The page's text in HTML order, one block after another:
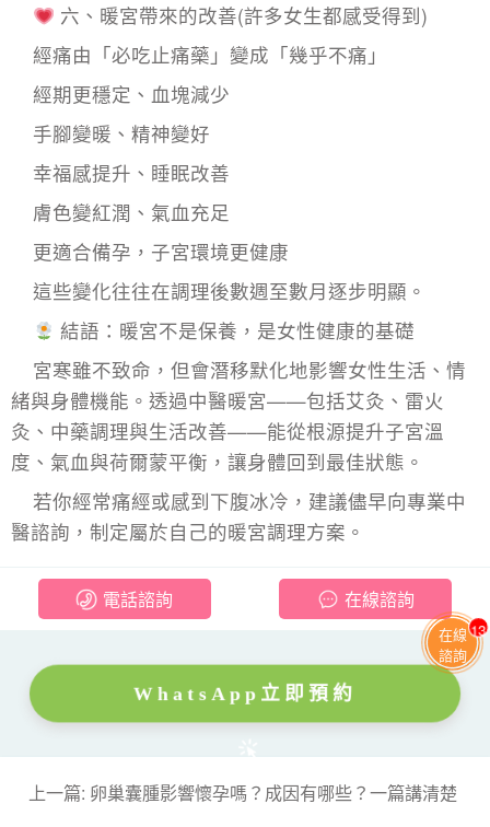
六、暖宮帶來的改善(許多女生都感受得到)
經痛由「必吃止痛藥」變成「幾乎不痛」
經期更穩定、血塊減少
手腳變暖、精神變好
幸福感提升、睡眠改善
膚色變紅潤、氣血充足
更適合備孕，子宮環境更健康
這些變化往往在調理後數週至數月逐步明顯。
結語：暖宮不是保養，是女性健康的基礎
宮寒雖不致命，但會潛移默化地影響女性生活、情
緒與身體機能。透過中醫暖宮——包括艾灸、雷火
灸、中藥調理與生活改善——能從根源提升子宮溫
度、氣血與荷爾蒙平衡，讓身體回到最佳狀態。
若你經常痛經或感到下腹冰冷，建議儘早向專業中
醫諮詢，制定屬於自己的暖宮調理方案。
電話諮詢 在線諮詢
WhatsApp立即預約
上一篇: 卵巢囊腫影響懷孕嗎？成因有哪些？一篇講清楚
在線
諮詢
13